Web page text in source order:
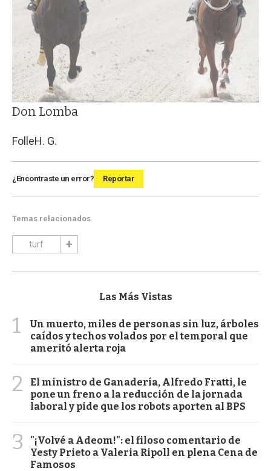
Don Lomba
FolleH. G.
¿Encontraste un error? Reportar
Temas relacionados
turf
Las Más Vistas
1
Un muerto, miles de personas sin luz, árboles
caídos y techos volados por el temporal que
ameritó alerta roja
2
El ministro de Ganadería, Alfredo Fratti, le
pone un freno a la reducción de la jornada
laboral y pide que los robots aporten al BPS
3
"¡Volvé a Adeom!": el filoso comentario de
Yesty Prieto a Valeria Ripoll en plena Cena de
Famosos